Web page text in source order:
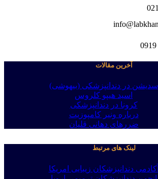
آخرین مقالات
سدیشن در دندانپزشکی (بیهوشی)
اسید هیپو کلروس
کرونا در دندانپزشکی
درباره ونیر کامپوزیت
ضررهای دهانی قلیان
لینک های مرتبط
آکادمی دندانپزشکان زیبایی امریکا